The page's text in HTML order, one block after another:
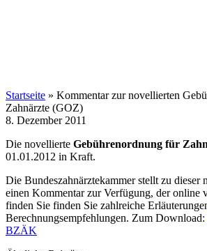
Startseite » Kommentar zur novellierten
Zahnärzte (GOZ)
8. Dezember 2011
Die novellierte Gebührenordnung für
01.01.2012 in Kraft.
Die Bundeszahnärztekammer stellt zu dieser
einen Kommentar zur Verfügung, der online
finden Sie finden Sie zahlreiche
Berechnungsempfehlungen. Zum Download:
BZÄK